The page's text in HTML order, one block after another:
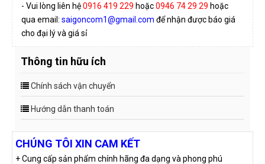
- Vui lòng liên hệ0916 419 229 hoặc0946 74 29 29 hoặc
qua email: saigoncom1@gmail.com để nhận được báo giá
cho đại lý và giá sỉ
Thông tin hữu ích
Chính sách vận chuyển
Hướng dẫn thanh toán
CHÚNG TÔI XIN CAM KẾT
+ Cung cấp sản phẩm chính hãng đa dạng và phong phú